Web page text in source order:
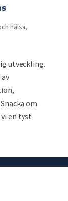
hälsa,
utveckling.
om
en tyst